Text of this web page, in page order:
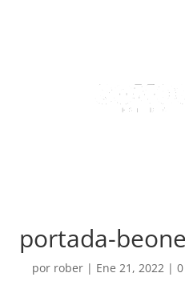
portada-
por rober | Ene 21, 2022 |